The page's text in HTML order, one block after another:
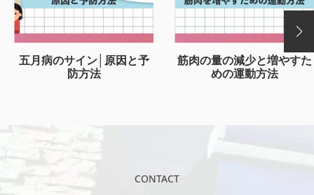
五月病のサイン│原因と予
防方法
筋肉の量の減少と増やすた
めの運動方法
CONTACT